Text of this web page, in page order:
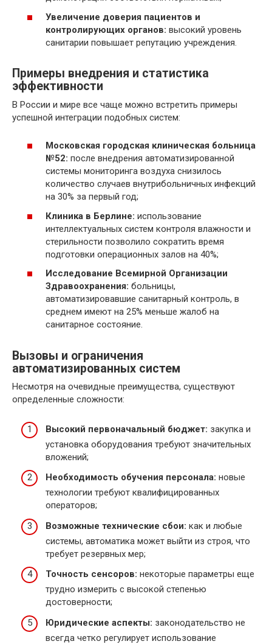
Увеличение доверия пациентов и
контролирующих органов: высокий уровень
санитарии повышает репутацию учреждения.
Примеры внедрения и статистика
эффективности
В России и мире все чаще можно встретить примеры
успешной интеграции подобных систем:
Московская городская клиническая больница
№52: после внедрения автоматизированной
системы мониторинга воздуха снизилось
количество случаев внутрибольничных инфекций
на 30% за первый год;
Клиника в Берлине: использование
интеллектуальных систем контроля влажности и
стерильности позволило сократить время
подготовки операционных залов на 40%;
Исследование Всемирной Организации
Здравоохранения: больницы,
автоматизировавшие санитарный контроль, в
среднем имеют на 25% меньше жалоб на
санитарное состояние.
Вызовы и ограничения
автоматизированных систем
Несмотря на очевидные преимущества, существуют
определенные сложности:
Высокий первоначальный бюджет: закупка и
установка оборудования требуют значительных
вложений;
Необходимость обучения персонала: новые
технологии требуют квалифицированных
операторов;
Возможные технические сбои: как и любые
системы, автоматика может выйти из строя, что
требует резервных мер;
Точность сенсоров: некоторые параметры еще
трудно измерить с высокой степенью
достоверности;
Юридические аспекты: законодательство не
всегда четко регулирует использование